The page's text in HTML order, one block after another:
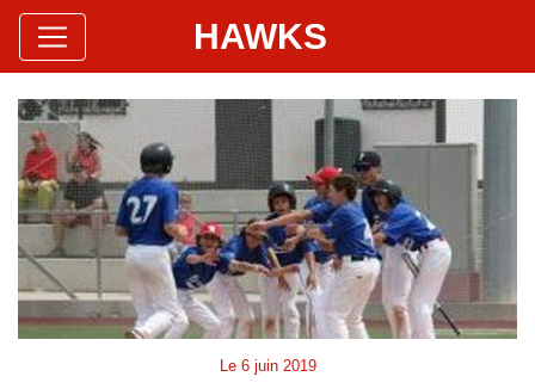
Hawks Baseball Softball
Site Officiel HAWKS
Le 6 juin 2019